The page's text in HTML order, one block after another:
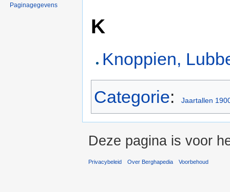
K
Knoppien,
Categorie: Jaartallen
Paginagegevens
Deze pagina is voor
Privacybeleid Over Berghapedia Voorbehoud